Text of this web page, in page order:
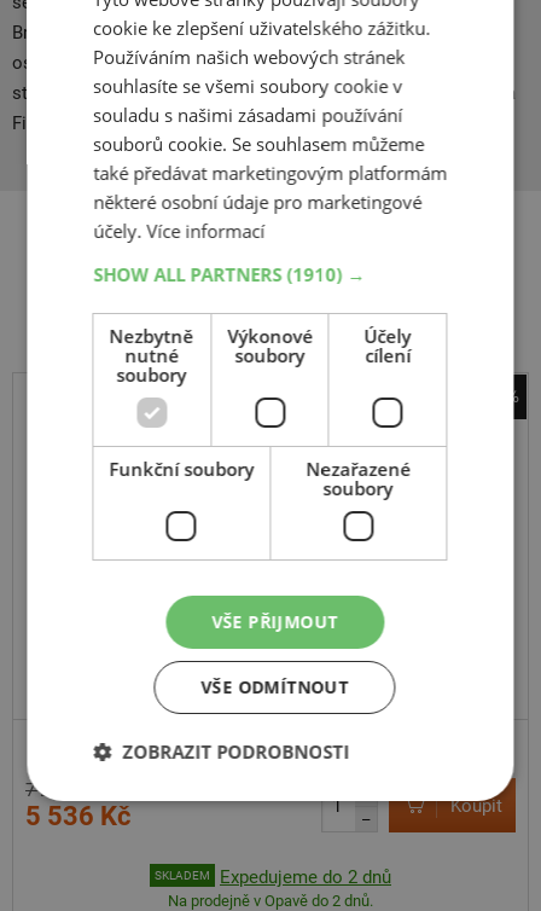
Bridgestone od roku 1994 a dodává sem kompletní řadu
osobních, nákladních, motocyklových, zemědělských a
stavebních pneumatik značek Bridgestone, Firestone, Dayton a
First Stop. Sídlo společnosti je v Praze.
Související produkty
-24%
sněhové řetězy Pewag
Servo SUV RSV 81A
7 260 Kč
5 536 Kč
–
Koupit
SKLADEM Expedujeme do 2 dnů
Na prodejně v Opavě do 2 dnů.
cookie ke zlepšení uživatelského zážitku.
Používáním našich webových stránek
souhlasíte se všemi soubory cookie v
souladu s našimi zásadami používání
souborů cookie. Se souhlasem můžeme
také předávat marketingovým platformám
některé osobní údaje pro marketingové
účely.Více informací
SHOW ALL PARTNERS(1910) →
Nezbytně
nutné
soubory
Výkonové
soubory
Účely
cílení
Funkční soubory
Nezařazené
soubory
VŠE PŘIJMOUT
VŠE ODMÍTNOUT
ZOBRAZIT PODROBNOSTI